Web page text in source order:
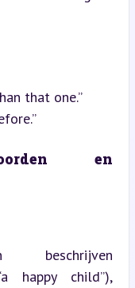
that one.”
en
beschrijven
happy child”),